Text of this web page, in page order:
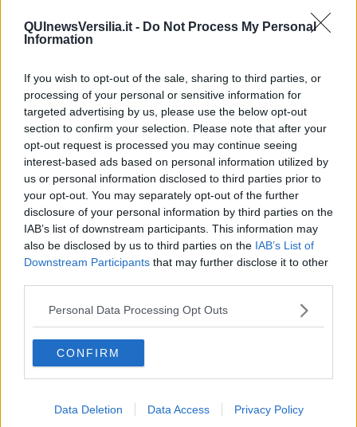
QUInewsVersilia.it - Do Not Process My Personal
Information
If you wish to opt-out of the sale, sharing to third parties, or
processing of your personal or sensitive information for
targeted advertising by us, please use the below opt-out
section to confirm your selection. Please note that after your
opt-out request is processed you may continue seeing
interest-based ads based on personal information utilized by
us or personal information disclosed to third parties prior to
your opt-out. You may separately opt-out of the further
disclosure of your personal information by third parties on the
IAB’s list of downstream participants. This information may
also be disclosed by us to third parties on the IAB’s List of
Downstream Participants that may further disclose it to other
Personal Data Processing Opt Outs
CONFIRM
Data Deletion Data Access Privacy Policy
​Ricorrenze e celebrazioni
Marte
​I soliti noti
Arie
​Vaccine Easing
No profit
Dragonheart
Con-ter?
​Con-te
Coincidenze e crisi
L'amico
​L’anno del vaccino
Giulio Regeni
​Il rosario
Paolo Rossi
​Ancora Covid
​Biden!
In memoria
​Ancora Francesco
Francesco